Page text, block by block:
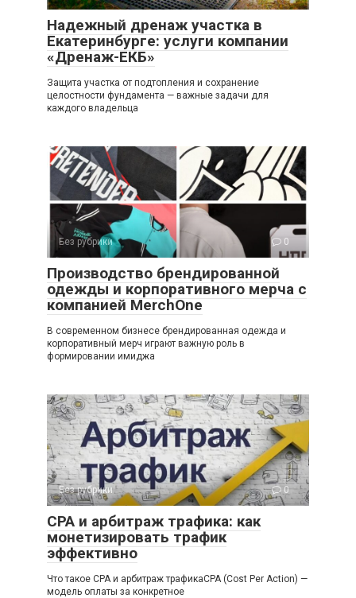
Надежный дренаж участка в
Екатеринбурге: услуги компании
«Дренаж-ЕКБ»
Защита участка от подтопления и сохранение
целостности фундамента — важные задачи для
каждого владельца
Без рубрики 0
Производство брендированной
одежды и корпоративного мерча с
компанией MerchOne
В современном бизнесе брендированная одежда и
корпоративный мерч играют важную роль в
формировании имиджа
Без рубрики 0
СРА и арбитраж трафика: как
монетизировать трафик
эффективно
Что такое СРА и арбитраж трафикаCPA (Cost Per Action) —
модель оплаты за конкретное